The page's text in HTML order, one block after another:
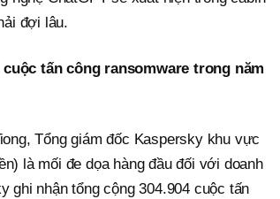
đợi lâu.
tấn công ransomware trong năm
Tổng giám đốc Kaspersky khu vực
là mối đe dọa hàng đầu đối với doanh
ghi nhận tổng cộng 304.904 cuộc tấn